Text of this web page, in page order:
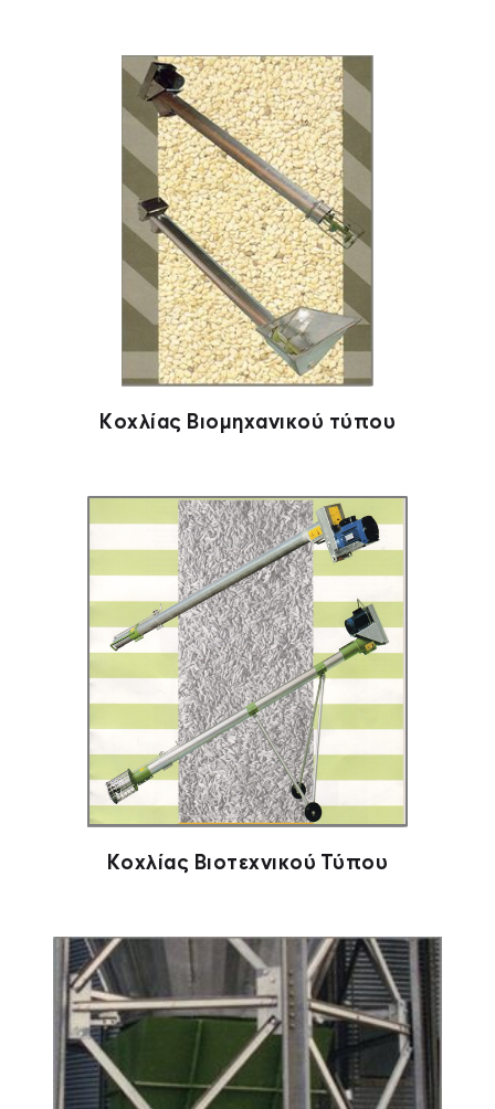
Κοχλίας Βιομηχανικού τύπου
Κοχλίας Βιοτεχνικού Τύπου